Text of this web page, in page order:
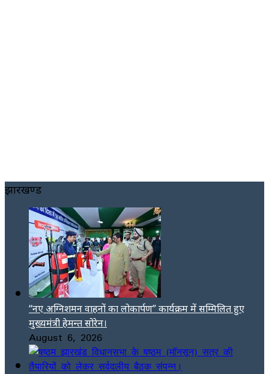
झारखण्ड
“नए अग्निशमन वाहनों का लोकार्पण” कार्यक्रम में सम्मिलित हुए
मुख्यमंत्री हेमन्त सोरेन।
August 6, 2026